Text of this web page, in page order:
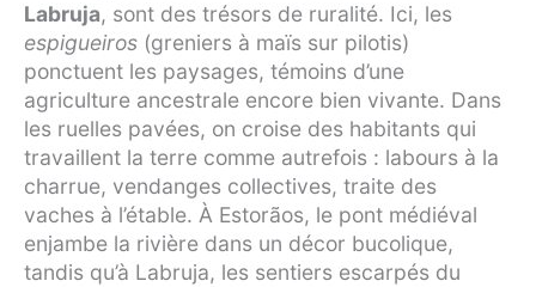
Labruja, sont des trésors de ruralité. Ici, les
espigueiros (greniers à maïs sur pilotis)
ponctuent les paysages, témoins d’une
agriculture ancestrale encore bien vivante. Dans
les ruelles pavées, on croise des habitants qui
travaillent la terre comme autrefois : labours à la
charrue, vendanges collectives, traite des
vaches à l’étable. À Estorãos, le pont médiéval
enjambe la rivière dans un décor bucolique,
tandis qu’à Labruja, les sentiers escarpés du